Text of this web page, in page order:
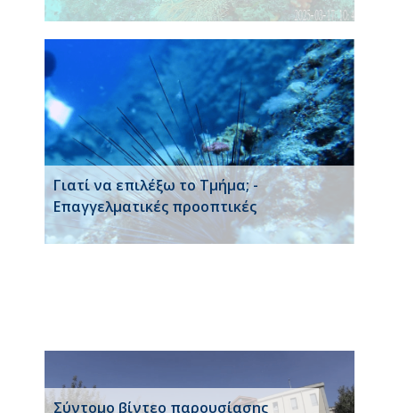
Γιατί να επιλέξω το Τμήμα; -
Επαγγελματικές προοπτικές
Σύντομο βίντεο παρουσίασης